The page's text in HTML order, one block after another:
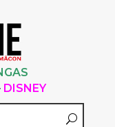
DISNEY